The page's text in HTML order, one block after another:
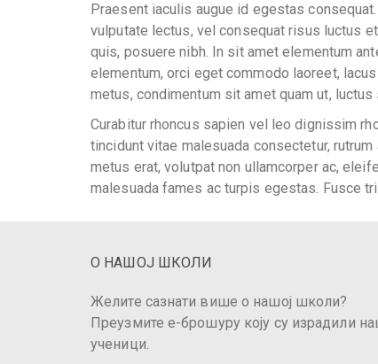
Praesent iaculis augue id egestas
vulputate lectus, vel consequat risus luctus
quis, posuere nibh. In sit amet elementum
elementum, orci eget commodo laoreet,
metus, condimentum sit amet quam ut,
Curabitur rhoncus sapien vel leo dignissim
tincidunt vitae malesuada consectetur,
metus erat, volutpat non ullamcorper ac,
malesuada fames ac turpis egestas. Fusce
О НАШОЈ ШКОЛИ
Желите сазнати више о нашој школи?
Преузмите е-брошуру коју су израдили
ученици.